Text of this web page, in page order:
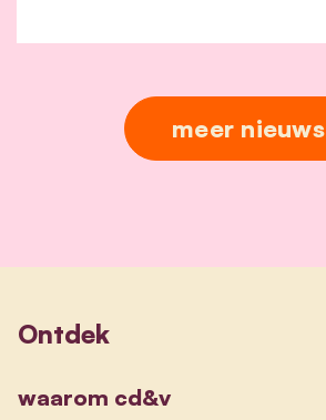
meer nieuws
Ontdek
waarom cd&v